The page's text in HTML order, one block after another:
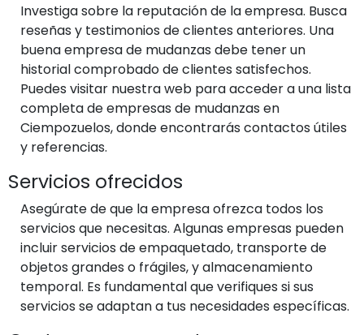
Investiga sobre la reputación de la empresa. Busca
reseñas y testimonios de clientes anteriores. Una
buena empresa de mudanzas debe tener un
historial comprobado de clientes satisfechos.
Puedes visitar nuestra web para acceder a una lista
completa de empresas de mudanzas en
Ciempozuelos, donde encontrarás contactos útiles
y referencias.
Servicios ofrecidos
Asegúrate de que la empresa ofrezca todos los
servicios que necesitas. Algunas empresas pueden
incluir servicios de empaquetado, transporte de
objetos grandes o frágiles, y almacenamiento
temporal. Es fundamental que verifiques si sus
servicios se adaptan a tus necesidades específicas.